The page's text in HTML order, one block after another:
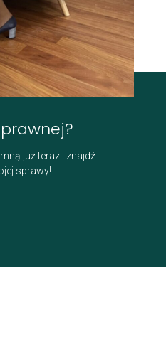
już teraz i znajdź
sprawy!